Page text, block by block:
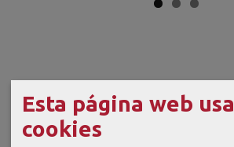
Esta página web usa
cookies